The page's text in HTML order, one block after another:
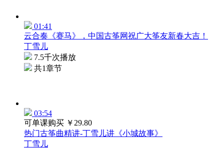
01:41
云合奏《赛马》，中国古筝网祝广大筝友新春大吉！
丁雪儿
7.5千次播放
共1章节
03:54
可单课购买 ￥29.80
热门古筝曲精讲-丁雪儿讲《小城故事》
丁雪儿